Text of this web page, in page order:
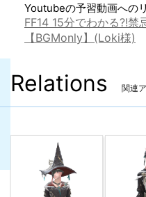
Youtubeの予習動画への
FF14 15分でわかる?!
【BGMonly】(Loki様)
Relations 関連